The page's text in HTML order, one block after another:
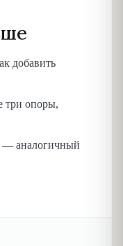
добавить
три опоры,
— аналогичный